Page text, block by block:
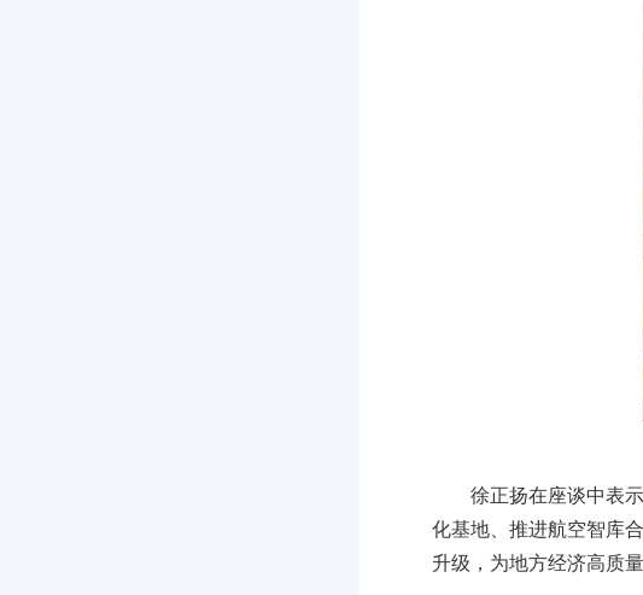
徐正扬在座谈中表
化基地、推进航空智库
升级，为地方经济高质